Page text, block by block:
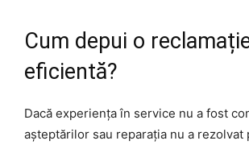
Cum depui o
eficientă?
Dacă experiența în service nu a fost
așteptărilor sau reparația nu a rezolvat